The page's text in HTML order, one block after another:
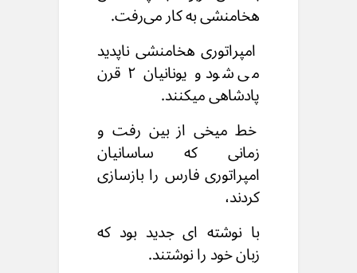
هخامنشی به کار می‌رفت.
امپراتوری هخامنشی ناپدید
می شود و یونانیان ۲ قرن
پادشاهی میکنند.
خط میخی از بین رفت و
زمانی که ساسانیان
امپراتوریفارس را بازسازی
کردند،
با نوشته ای جدید بود که
زبان خود را نوشتند.